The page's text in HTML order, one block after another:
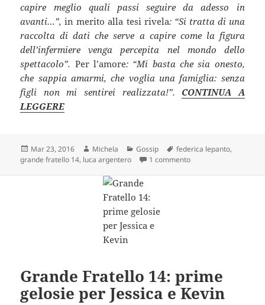
capire meglio quali passi seguire da adesso in
avanti…”,in merito alla tesi rivela: “Si tratta di una
raccolta di dati che serve a capire come la figura
dell’infermiere venga percepita nel mondo dello
spettacolo”. Per l’amore: “Mi basta che sia onesto,
che sappia amarmi, che voglia una famiglia: senza
figli non mi sentirei realizzata!”. CONTINUA A
LEGGERE
Scritto
il
Mar 23, 2016 Autore
Michela Categorie
Gossip Tag
federica lepanto,
grande fratello 14, luca argentero 1 commentosu Grande Fratello
Grande Fratello 14: prime
gelosie per Jessica e Kevin